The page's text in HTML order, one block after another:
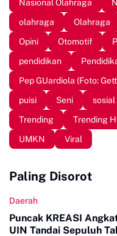
Nasional Olahraga
olahraga
Olahraga
Opini
Otomotif
pendidikan
Pep GUardiola (Foto:
puisi
Seni sosial
Trending
Trending
UMKN
Viral
Paling Disorot
Daerah
Puncak KREASI
UIN Tandai Sepuluh